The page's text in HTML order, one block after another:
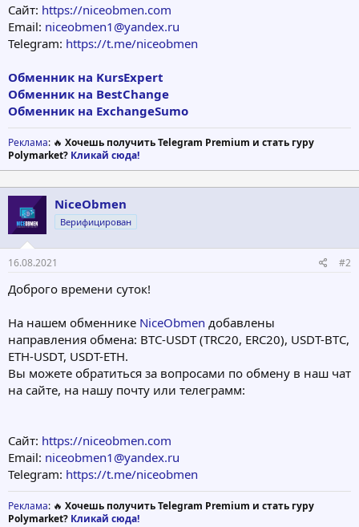
Сайт: https://niceobmen.com
Email: niceobmen1@yandex.ru
Telegram: https://t.me/niceobmen
Обменник на KursExpert
Обменник на BestChange
Обменник на ExchangeSumo
Реклама: 🔥 Хочешь получить Telegram Premium и стать гуру
Polymarket? Кликай сюда!
NiceObmen
Верифицирован
16.08.2021 #2
Доброго времени суток!
На нашем обменнике NiceObmen добавлены
направления обмена: BTC-USDT (TRC20, ERC20), USDT-BTC,
ETH-USDT, USDT-ETH.
Вы можете обратиться за вопросами по обмену в наш чат
на сайте, на нашу почту или телеграмм:
Сайт: https://niceobmen.com
Email: niceobmen1@yandex.ru
Telegram: https://t.me/niceobmen
Реклама: 🔥 Хочешь получить Telegram Premium и стать гуру
Polymarket? Кликай сюда!